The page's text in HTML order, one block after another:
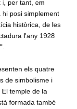
i, per tant, em
posi simplement
històrica, de les
l'any 1928
els quatre
de simbolisme i
temple de la
formada també